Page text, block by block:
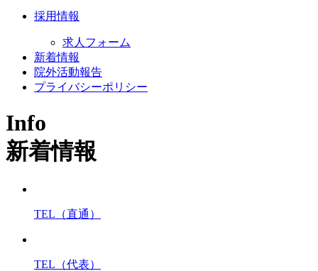
採用情報
求人フォーム
新着情報
院外活動報告
プライバシーポリシー
Info
新着情報
TEL（直通）
TEL（代表）